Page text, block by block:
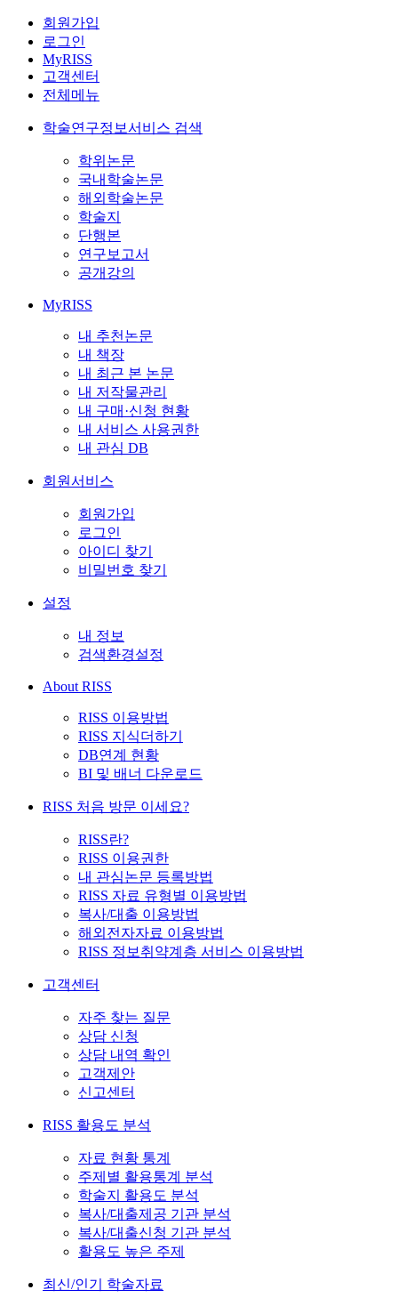
회원가입
로그인
MyRISS
고객센터
전체메뉴
학술연구정보서비스 검색
학위논문
국내학술논문
해외학술논문
학술지
단행본
연구보고서
공개강의
MyRISS
내 추천논문
내 책장
내 최근 본 논문
내 저작물관리
내 구매·신청 현황
내 서비스 사용권한
내 관심 DB
회원서비스
회원가입
로그인
아이디 찾기
비밀번호 찾기
설정
내 정보
검색환경설정
About RISS
RISS 이용방법
RISS 지식더하기
DB연계 현황
BI 및 배너 다운로드
RISS 처음 방문 이세요?
RISS란?
RISS 이용권한
내 관심논문 등록방법
RISS 자료 유형별 이용방법
복사/대출 이용방법
해외전자자료 이용방법
RISS 정보취약계층 서비스 이용방법
고객센터
자주 찾는 질문
상담 신청
상담 내역 확인
고객제안
신고센터
RISS 활용도 분석
자료 현황 통계
주제별 활용통계 분석
학술지 활용도 분석
복사/대출제공 기관 분석
복사/대출신청 기관 분석
활용도 높은 주제
최신/인기 학술자료